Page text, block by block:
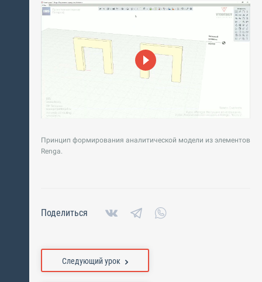
Принцип формирования аналитической модели из элементов
Renga.
Поделиться
Следующий урок